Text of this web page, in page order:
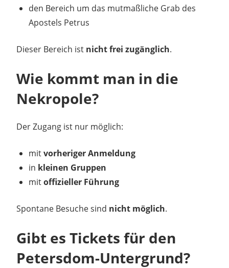
den Bereich um das mutmaßliche Grab des
Apostels Petrus
Dieser Bereich ist nicht frei zugänglich.
Wie kommt man in die
Nekropole?
Der Zugang ist nur möglich:
mitvorheriger Anmeldung
in kleinen Gruppen
mitoffizieller Führung
Spontane Besuche sind nicht möglich.
Gibt es Tickets für den
Petersdom-Untergrund?